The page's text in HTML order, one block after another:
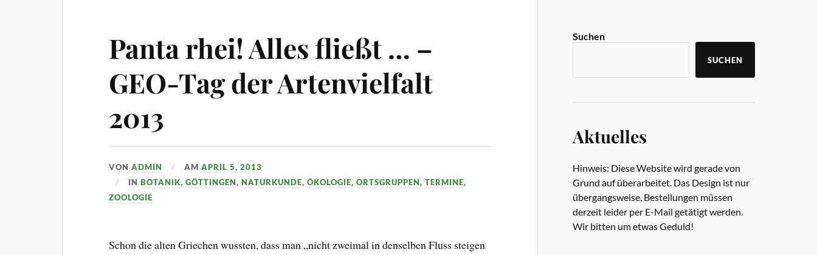
Panta rhei! Alles fließt … –
GEO-Tag der Artenvielfalt
2013
VONADMIN AMAPRIL 5, 2013
INBOTANIK,GÖTTINGEN,NATURKUNDE,ÖKOLOGIE,ORTSGRUPPEN,TERMINE,
ZOOLOGIE
Schon die alten Griechen wussten, dass man „nicht zweimal in denselben Fluss steigen
Suchen
SUCHEN
Aktuelles
Hinweis: Diese Website wird gerade von
Grund auf überarbeitet. Das Design ist nur
übergangsweise, Bestellungen müssen
derzeit leider per E-Mail getätigt werden.
Wir bitten um etwas Geduld!